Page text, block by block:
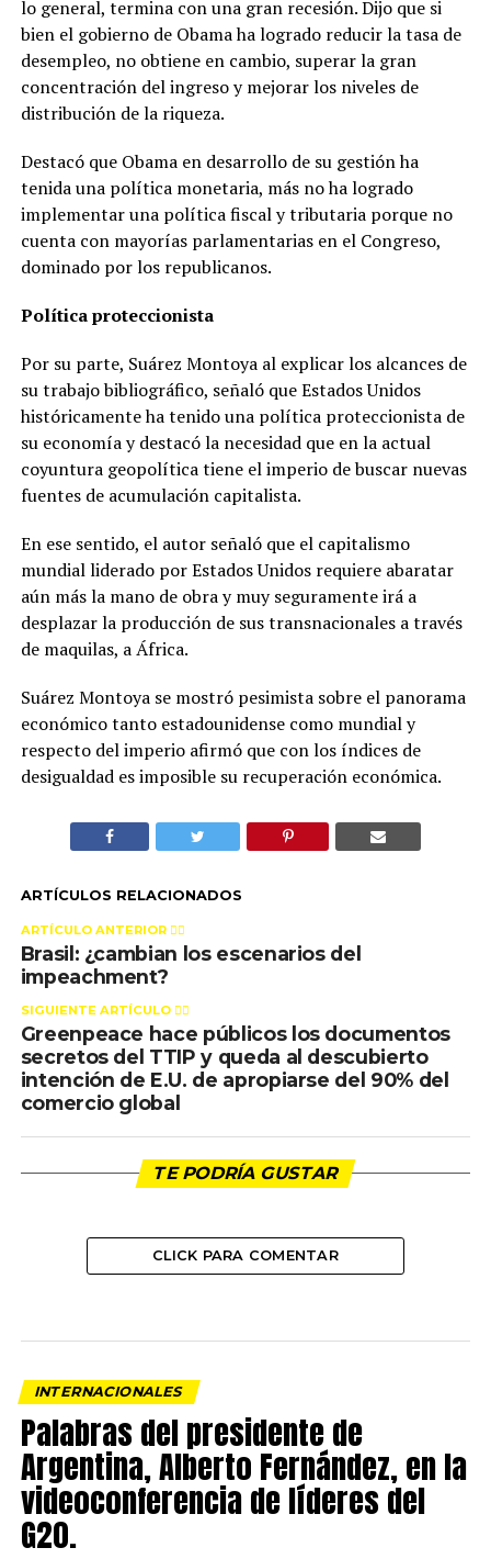
lo general, termina con una gran recesión. Dijo que si
bien el gobierno de Obama ha logrado reducir la tasa de
desempleo, no obtiene en cambio, superar la gran
concentración del ingreso y mejorar los niveles de
distribución de la riqueza.
Destacó que Obama en desarrollo de su gestión ha
tenida una política monetaria, más no ha logrado
implementar una política fiscal y tributaria porque no
cuenta con mayorías parlamentarias en el Congreso,
dominado por los republicanos.
Política proteccionista
Por su parte, Suárez Montoya al explicar los alcances de
su trabajo bibliográfico, señaló que Estados Unidos
históricamente ha tenido una política proteccionista de
su economía y destacó la necesidad que en la actual
coyuntura geopolítica tiene el imperio de buscar nuevas
fuentes de acumulación capitalista.
En ese sentido, el autor señaló que el capitalismo
mundial liderado por Estados Unidos requiere abaratar
aún más la mano de obra y muy seguramente irá a
desplazar la producción de sus transnacionales a través
de maquilas, a África.
Suárez Montoya se mostró pesimista sobre el panorama
económico tanto estadounidense como mundial y
respecto del imperio afirmó que con los índices de
desigualdad es imposible su recuperación económica.
ARTÍCULOS RELACIONADOS
ARTÍCULO ANTERIOR 👉🏻
Brasil: ¿cambian los escenarios del
impeachment?
SIGUIENTE ARTÍCULO 👈🏻
Greenpeace hace públicos los documentos
secretos del TTIP y queda al descubierto
intención de E.U. de apropiarse del 90% del
comercio global
TE PODRÍA GUSTAR
CLICK PARA COMENTAR
INTERNACIONALES
Palabras del presidente de
Argentina, Alberto Fernández, en la
videoconferencia de líderes del
G20.